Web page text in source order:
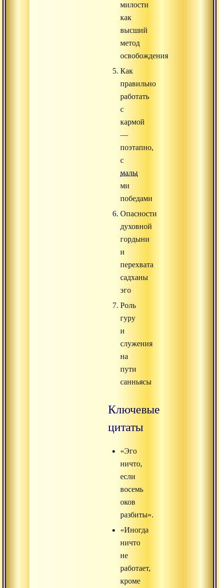
милости
как
высший
метод
освобождения
Как
правильно
работать
с
кармой
—
поэтапно,
с
малы
ми
победами
Опасности
духовной
гордыни
и
перехвата
садханы
эго
Роль
гуру
и
служения
на
пути
санньясы
Ключевые
цитаты
«Эго
ничто,
если
восемь
оков
разбиты».
«Иногда
ничто
не
работает,
кроме